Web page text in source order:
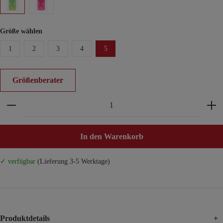
Größe wählen
1 2 3 4 5
Größenberater
Produkt Anzahl: Gib den gewünschten Wert ein
In den Warenkorb
✓ verfügbar (Lieferung 3-5 Werktage)
Produktdetails +